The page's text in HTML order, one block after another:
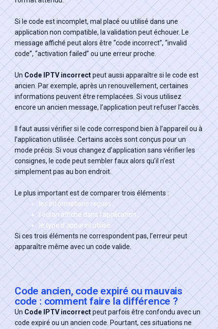
Si le code est incomplet, mal placé ou utilisé dans une
application non compatible, la validation peut échouer. Le
message affiché peut alors être “code incorrect”, “invalid
code”, “activation failed” ou une erreur proche.
Un Code IPTV incorrectpeut aussi apparaître si le code est
ancien. Par exemple, après un renouvellement, certaines
informations peuvent être remplacées. Si vous utilisez
encore un ancien message, l’application peut refuser l’accès.
Il faut aussi vérifier si le code correspond bien à l’appareil ou à
l’application utilisée. Certains accès sont conçus pour un
mode précis. Si vous changez d’application sans vérifier les
consignes, le code peut sembler faux alors qu’il n’est
simplement pas au bon endroit.
Le plus important est de comparer trois éléments :
les informations reçues ;
l’écran affiché dans l’application ;
le type d’appareil utilisé.
Si ces trois éléments ne correspondent pas, l’erreur peut
apparaître même avec un code valide.
Code ancien, code expiré ou mauvais
code : comment faire la différence ?
Un Code IPTV incorrectpeut parfois être confondu avec un
code expiré ou un ancien code. Pourtant, ces situations ne